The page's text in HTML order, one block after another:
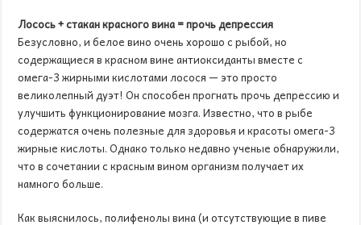
Лосось + стакан красного вина = прочь депрессия
Безусловно, и белое вино очень хорошо с рыбой, но
содержащиеся в красном вине антиоксиданты вместе с
омега-3 жирными кислотами лосося — это просто
великолепный дуэт! Он способен прогнать прочь депрессию и
улучшить функционирование мозга. Известно, что в рыбе
содержатся очень полезные для здоровья и красоты омега-3
жирные кислоты. Однако только недавно ученые обнаружили,
что в сочетании с красным вином организм получает их
намного больше.
Как выяснилось, полифенолы вина (и отсутствующие в пиве